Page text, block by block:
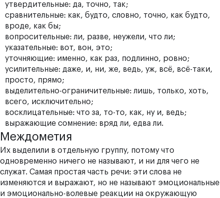
утвердительные: да, точно, так;
сравнительные: как, будто, словно, точно, как будто,
вроде, как бы;
вопросительные: ли, разве, неужели, что ли;
указательные: вот, вон, это;
уточняющие: именно, как раз, подлинно, ровно;
усилительные: даже, и, ни, же, ведь, уж, всё, всё-таки,
просто, прямо;
выделительно-ограничительные: лишь, только, хоть,
всего, исключительно;
восклицательные: что за, то-то, как, ну и, ведь;
выражающие сомнение: вряд ли, едва ли.
Междометия
Их выделили в отдельную группу, потому что
одновременно ничего не называют, и ни для чего не
служат. Самая простая часть речи: эти слова не
изменяются и выражают, но не называют эмоциональные
и эмоционально-волевые реакции на окружающую